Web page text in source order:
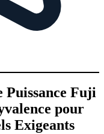
Puissance Fuji
pour
Exigeants